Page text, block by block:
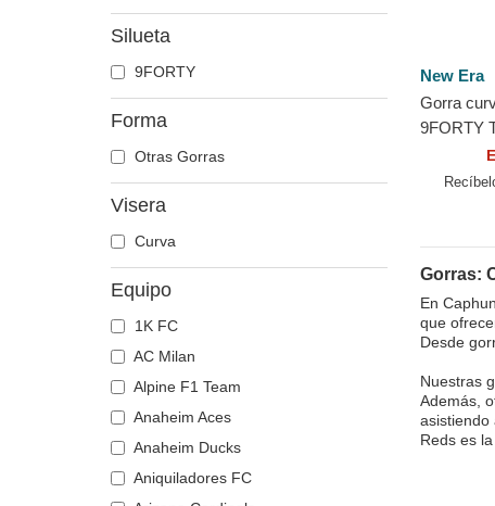
Silueta
9FORTY
Forma
Otras Gorras
Visera
Curva
Equipo
1K FC
AC Milan
Alpine F1 Team
Anaheim Aces
Anaheim Ducks
Aniquiladores FC
New Era
Gorra
9FORTY
New Era
Gorras:
En
que
Desde
Nuestras
Además,
asistiendo
Reds es